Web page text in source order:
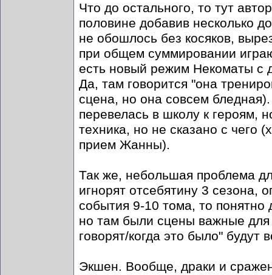
Что до остального, то тут
половине добавив несколько
не обошлось без косяков,
при общем суммировании
есть новый режим Некоматы с
Да, там говорится "она
сцена, но она совсем
перевелась в школу к героям,
техника, но не сказано с чего
прием Жанны).
Так же, небольшая проблема
игнорят отсебятину 3 сезона,
события 9-10 тома, то понятно
но там были сцены важные
говорят/когда это было" будут
Экшен. Вообще, драки и